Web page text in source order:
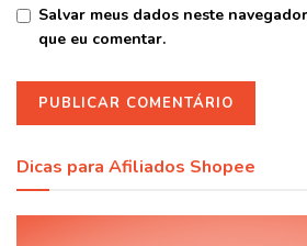
Salvar meus dados neste
que eu comentar.
Dicas para Afiliados Shopee